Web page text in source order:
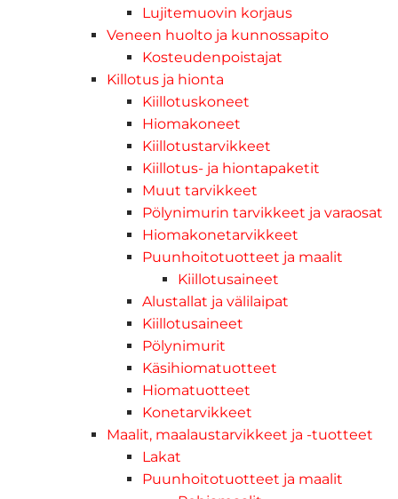
Lujitemuovin korjaus
Veneen huolto ja kunnossapito
Kosteudenpoistajat
Killotus ja hionta
Kiillotuskoneet
Hiomakoneet
Kiillotustarvikkeet
Kiillotus- ja hiontapaketit
Muut tarvikkeet
Pölynimurin tarvikkeet ja varaosat
Hiomakonetarvikkeet
Puunhoitotuotteet ja maalit
Kiillotusaineet
Alustallat ja välilaipat
Kiillotusaineet
Pölynimurit
Käsihiomatuotteet
Hiomatuotteet
Konetarvikkeet
Maalit, maalaustarvikkeet ja -tuotteet
Lakat
Puunhoitotuotteet ja maalit